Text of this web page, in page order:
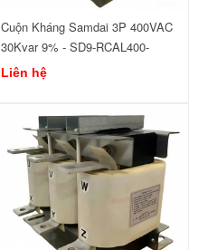
Cuộn Kháng Samdai 3P 400VAC
30Kvar 9% - SD9-RCAL400-
440/30
Liên hệ